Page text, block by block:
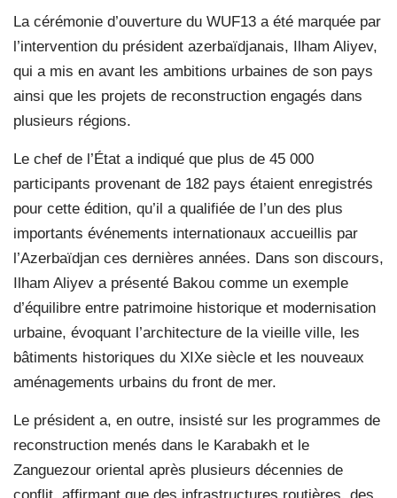
La cérémonie d’ouverture du WUF13 a été marquée par
l’intervention du président azerbaïdjanais, Ilham Aliyev,
qui a mis en avant les ambitions urbaines de son pays
ainsi que les projets de reconstruction engagés dans
plusieurs régions.
Le chef de l’État a indiqué que plus de 45 000
participants provenant de 182 pays étaient enregistrés
pour cette édition, qu’il a qualifiée de l’un des plus
importants événements internationaux accueillis par
l’Azerbaïdjan ces dernières années. Dans son discours,
Ilham Aliyev a présenté Bakou comme un exemple
d’équilibre entre patrimoine historique et modernisation
urbaine, évoquant l’architecture de la vieille ville, les
bâtiments historiques du XIXe siècle et les nouveaux
aménagements urbains du front de mer.
Le président a, en outre, insisté sur les programmes de
reconstruction menés dans le Karabakh et le
Zanguezour oriental après plusieurs décennies de
conflit, affirmant que des infrastructures routières, des